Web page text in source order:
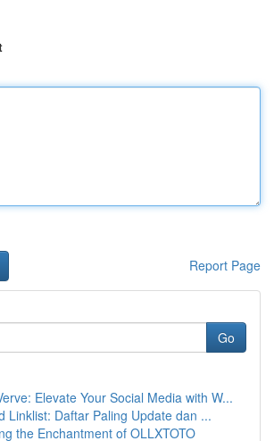
Report Page
Go
Elevate Your Social Media with W...
Linklist: Daftar Paling Update dan ...
the Enchantment of OLLXTOTO